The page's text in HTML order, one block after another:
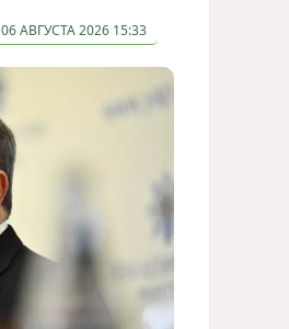
06 АВГУСТА 2026 15:33